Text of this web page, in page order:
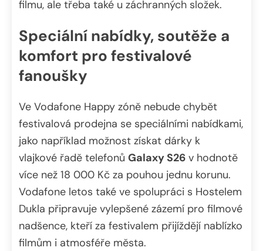
filmu, ale třeba také u záchranných složek.
Speciální nabídky, soutěže a
komfort pro festivalové
fanoušky
Ve Vodafone Happy zóně nebude chybět
festivalová prodejna se speciálními nabídkami,
jako například možnost získat dárky k
vlajkové řadě telefonů Galaxy S26 v hodnotě
více než 18 000 Kč za pouhou jednu korunu.
Vodafone letos také ve spolupráci s Hostelem
Dukla připravuje vylepšené zázemí pro filmové
nadšence, kteří za festivalem přijíždějí nablízko
filmům i atmosféře města.